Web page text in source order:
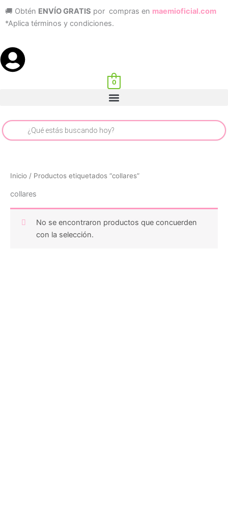
contenido
🚚 Obtén ENVÍO GRATIS por compras en maemioficial.com
*Aplica términos y condiciones.
0
Menu
Búsqueda
de
productos
Inicio / Productos etiquetados “collares”
collares
No se encontraron productos que concuerden
con la selección.